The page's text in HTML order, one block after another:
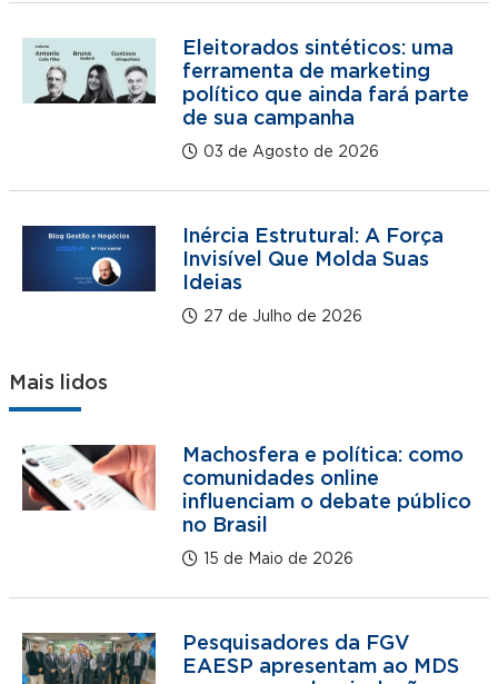
Eleitorados sintéticos: uma
ferramenta de marketing
político que ainda fará parte
de sua campanha
03 de Agosto de 2026
Inércia Estrutural: A Força
Invisível Que Molda Suas
Ideias
27 de Julho de 2026
Mais lidos
Machosfera e política: como
comunidades online
influenciam o debate público
no Brasil
15 de Maio de 2026
Pesquisadores da FGV
EAESP apresentam ao MDS